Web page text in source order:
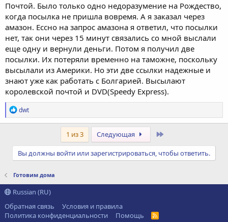
Почтой. Было только одно недоразумение на Рождество,
когда посылка не пришла вовремя. А я заказал через
амазон. Ессно на запрос амазона я ответил, что посылки
нет, так они через 15 минут связались со мной выслали
еще одну и вернули деньги. Потом я получил две
посылки. Их потеряли временно на таможне, поскольку
высылали из Америки. Но эти две ссылки надежные и
знают уже как работать с Болгарией. Высылают
королевской почтой и DVD(Speedy Express).
Р
е
а
и
и
dwt
1 из 3 Следующая
Вы должны войти или зарегистрироваться, чтобы ответить.
Готовим дома
Russian (RU)
Обратная связь
Условия и правила
Политика конфиденциальности
Помощь
R